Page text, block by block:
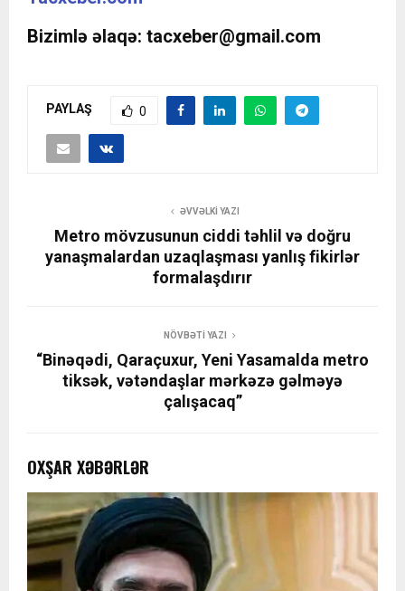
Bizimlə əlaqə: tacxeber@gmail.com
PAYLAŞ 0
ƏVVƏLKI YAZI
Metro mövzusunun ciddi təhlil və doğru
yanaşmalardan uzaqlaşması yanlış fikirlər
formalaşdırır
NÖVBƏTI YAZI
“Binəqədi, Qaraçuxur, Yeni Yasamalda metro
tiksək, vətəndaşlar mərkəzə gəlməyə
çalışacaq”
OXŞAR XƏBƏRLƏR